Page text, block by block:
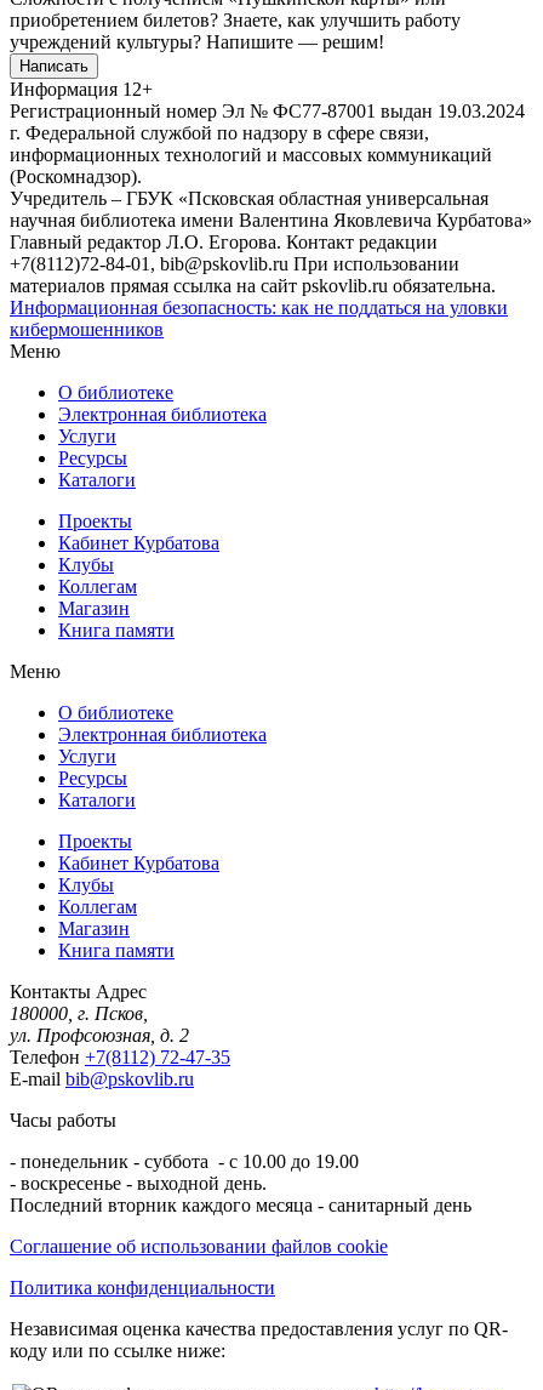
приобретением билетов? Знаете, как улучшить работу
учреждений культуры? Напишите — решим!
Написать
Информация 12+
Регистрационный номер Эл № ФС77-87001 выдан 19.03.2024
г. Федеральной службой по надзору в сфере связи,
информационных технологий и массовых коммуникаций
(Роскомнадзор).
Учредитель – ГБУК «Псковская областная универсальная
научная библиотека имени Валентина Яковлевича Курбатова»
Главный редактор Л.О. Егорова. Контакт редакции
+7(8112)72-84-01, bib@pskovlib.ru При использовании
материалов прямая ссылка на сайт pskovlib.ru обязательна.
Информационная безопасность: как не поддаться на уловки
кибермошенников
Меню
О библиотеке
Электронная библиотека
Услуги
Ресурсы
Каталоги
Проекты
Кабинет Курбатова
Клубы
Коллегам
Магазин
Книга памяти
Меню
О библиотеке
Электронная библиотека
Услуги
Ресурсы
Каталоги
Проекты
Кабинет Курбатова
Клубы
Коллегам
Магазин
Книга памяти
Контакты Адрес
180000, г. Псков,
ул. Профсоюзная, д. 2
Телефон +7(8112) 72-47-35
E-mail bib@pskovlib.ru
Часы работы
- понедельник - суббота - с 10.00 до 19.00
- воскресенье - выходной день.
Последний вторник каждого месяца - санитарный день
Соглашение об использовании файлов cookie
Политика конфиденциальности
Независимая оценка качества предоставления услуг по QR-
коду или по ссылке ниже: